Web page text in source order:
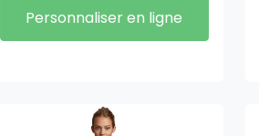
Personnaliser en ligne